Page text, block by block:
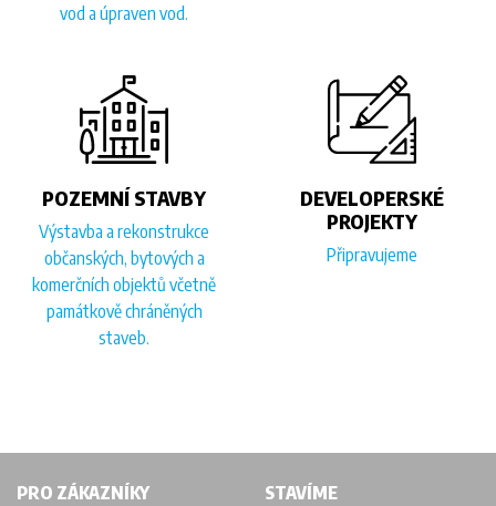
vod a úpraven vod.
POZEMNÍ STAVBY
Výstavba a rekonstrukce
občanských, bytových a
komerčních objektů včetně
památkově chráněných
staveb.
DEVELOPERSKÉ
PROJEKTY
Připravujeme
PRO ZÁKAZNÍKY STAVÍME